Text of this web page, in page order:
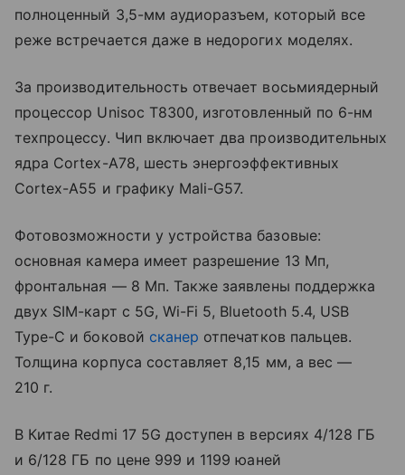
полноценный 3,5-мм аудиоразъем, который все
реже встречается даже в недорогих моделях.
За производительность отвечает восьмиядерный
процессор Unisoc T8300, изготовленный по 6-нм
техпроцессу. Чип включает два производительных
ядра Cortex-A78, шесть энергоэффективных
Cortex-A55 и графику Mali-G57.
Фотовозможности у устройства базовые:
основная камера имеет разрешение 13 Мп,
фронтальная — 8 Мп. Также заявлены поддержка
двух SIM-карт с 5G, Wi-Fi 5, Bluetooth 5.4, USB
Type-C и боковой сканер отпечатков пальцев.
Толщина корпуса составляет 8,15 мм, а вес —
210 г.
В Китае Redmi 17 5G доступен в версиях 4/128 ГБ
и 6/128 ГБ по цене 999 и 1199 юаней